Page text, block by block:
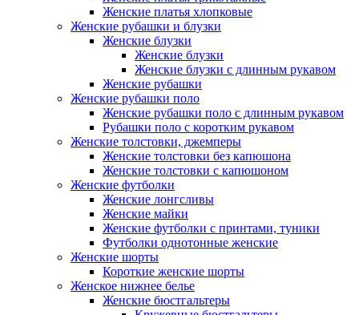
Женские платья хлопковые
Женские рубашки и блузки
Женские блузки
Женские блузки
Женские блузки с длинным рукавом
Женские рубашки
Женские рубашки поло
Женские рубашки поло с длинным рукавом
Рубашки поло с коротким рукавом
Женские толстовки, джемперы
Женские толстовки без капюшона
Женские толстовки с капюшоном
Женские футболки
Женские лонгсливы
Женские майки
Женские футболки с принтами, туники
Футболки однотонные женские
Женские шорты
Короткие женские шорты
Женское нижнее белье
Женские бюстгальтеры